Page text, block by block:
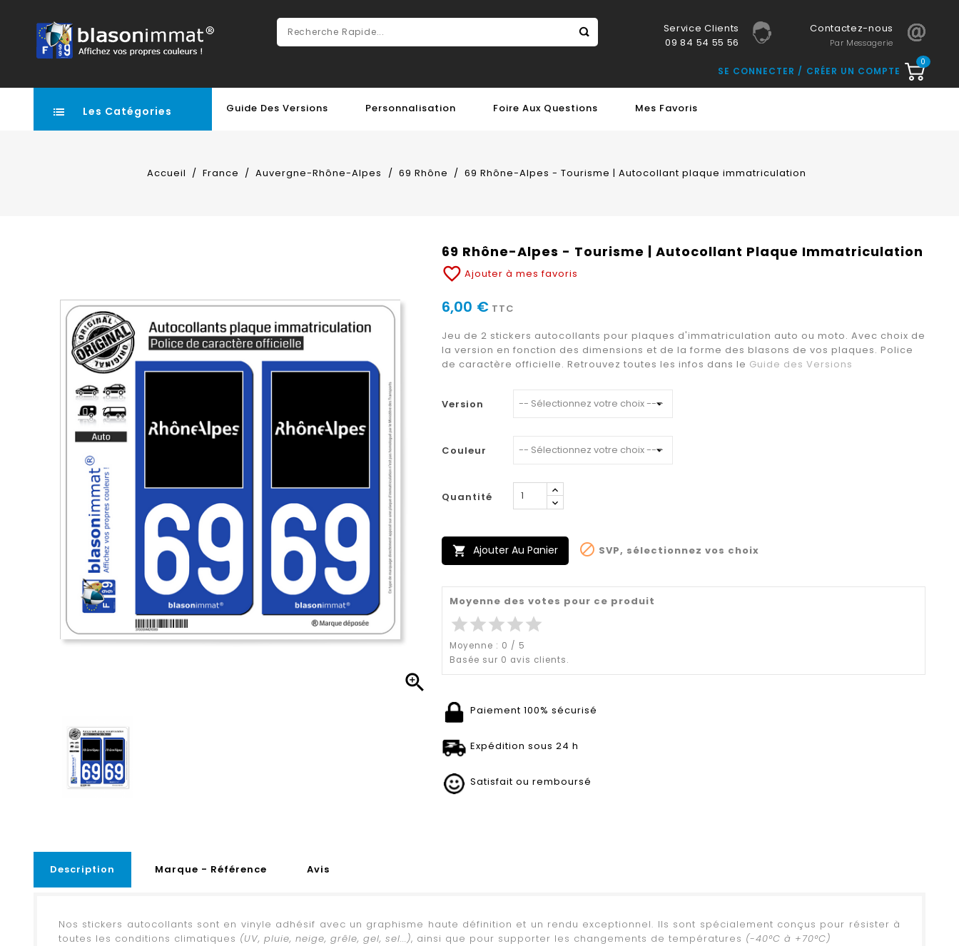
Service Clients
09 84 54 55 56
Contactez-nous
Par Messagerie
0
SE CONNECTER CRÉER UN COMPTE
Les Catégories Guide Des Versions Personnalisation Foire Aux Questions Mes Favoris
Accueil France Auvergne-Rhône-Alpes 69 Rhône 69 Rhône-Alpes - Tourisme | Autocollant plaque immatriculation

69 Rhône-Alpes - Tourisme | Autocollant Plaque Immatriculation
favorite_border Ajouter à mes favoris
6,00 € TTC
Jeu de 2 stickers autocollants pour plaques d'immatriculation auto ou moto. Avec choix de
la version en fonction des dimensions et de la forme des blasons de vos plaques. Police
de caractère officielle. Retrouvez toutes les infos dans le Guide des Versions
Version
Couleur
Quantité
 Ajouter Au Panier  SVP, sélectionnez vos choix
Moyenne des votes pour ce produit
starstarstarstarstar
Moyenne : 0 / 5
Basée sur 0 avis clients.
Paiement 100% sécurisé
Expédition sous 24 h
Satisfait ou remboursé
Description Marque - Référence Avis
Nos stickers autocollants sont en vinyle adhésif avec un graphisme haute définition et un rendu exceptionnel. Ils sont spécialement conçus pour résister à
toutes les conditions climatiques (UV, pluie, neige, grêle, gel, sel...), ainsi que pour supporter les changements de températures (-40°C à +70°C)